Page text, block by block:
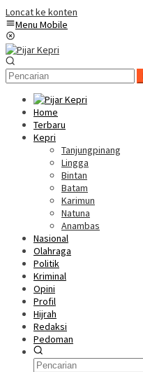
Loncat ke konten
Menu Mobile
Home
Terbaru
Kepri
Tanjungpinang
Lingga
Bintan
Batam
Karimun
Natuna
Anambas
Nasional
Olahraga
Politik
Kriminal
Opini
Profil
Hijrah
Redaksi
Pedoman